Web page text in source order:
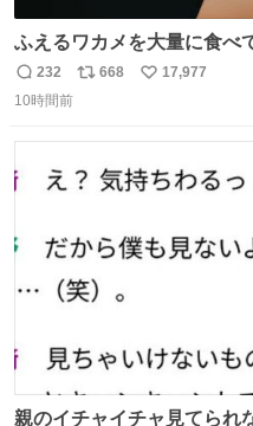
ふえるワカメを大量に食べ
む・・・・！？ ⚠️よい子は絶対マネしないでね⚠️ #夏休み
の自由研究
返
信
232
リ
数
668
い
17,977
10時間前
親のイチャイチャ見てられ